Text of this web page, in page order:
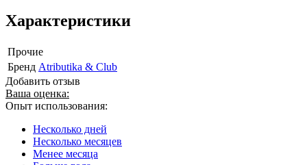
Характеристики
Прочие
Бренд Atributika & Club
Добавить отзыв
Ваша оценка:
Опыт использования:
Несколько дней
Несколько месяцев
Менее месяца